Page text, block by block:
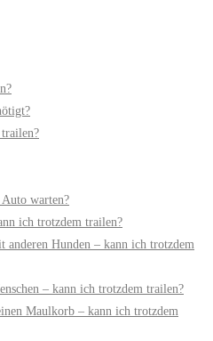
warten?
ich trotzdem trailen?
anderen Hunden – kann ich trotzdem
– kann ich trotzdem trailen?
Maulkorb – kann ich trotzdem